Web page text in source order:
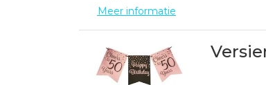
Meer informatie